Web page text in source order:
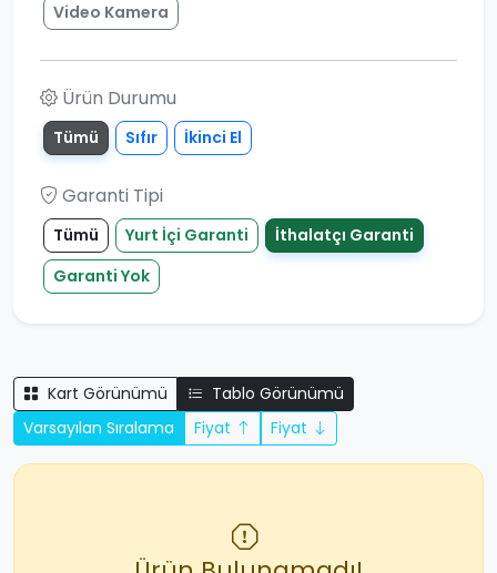
Video Kamera
Ürün Durumu
Tümü Sıfır İkinci El
Garanti Tipi
Tümü Yurt İçi Garanti
İthalatçı Garanti
Garanti Yok
Kart Görünümü
Tablo Görünümü
Varsayılan Sıralama
Fiyat Fiyat